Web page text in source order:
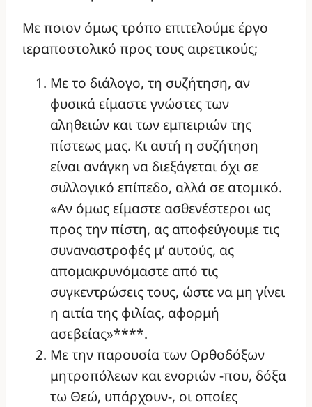
Με ποιον όμως τρόπο επιτελούμε έργο
ιεραποστολικό προς τους αιρετικούς;
Με το διάλογο, τη συζήτηση, αν
φυσικά είμαστε γνώστες των
αληθειών και των εμπειριών της
πίστεως μας. Κι αυτή η συζήτηση
είναι ανάγκη να διεξάγεται όχι σε
συλλογικό επίπεδο, αλλά σε ατομικό.
«Αν όμως είμαστε ασθενέστεροι ως
προς την πίστη, ας αποφεύγουμε τις
συναναστροφές μ’ αυτούς, ας
απομακρυνόμαστε από τις
συγκεντρώσεις τους, ώστε να μη γίνει
η αιτία της φιλίας, αφορμή
ασεβείας»****.
Με την παρουσία των Ορθοδόξων
μητροπόλεων και ενοριών -που, δόξα
τω Θεώ, υπάρχουν-, οι οποίες